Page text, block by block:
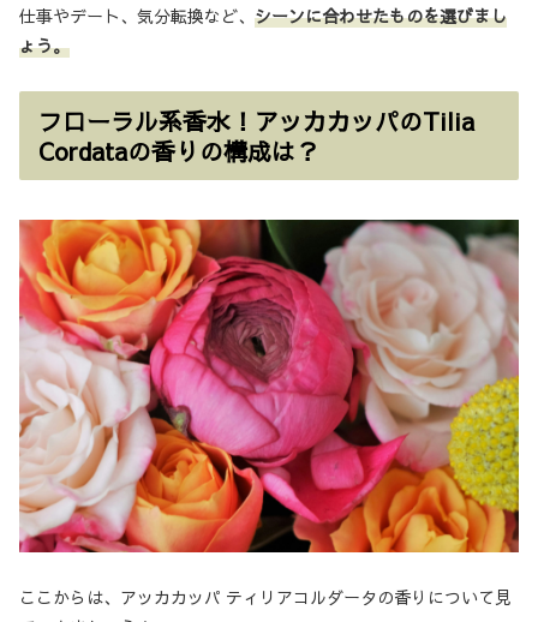
仕事やデート、気分転換など、 シーンに合わせたものを選びまし
ょう。
フローラル系香水！アッカカッパのTilia
Cordataの香りの構成は？
ここからは、アッカカッパ ティリアコルダータの香りについて見